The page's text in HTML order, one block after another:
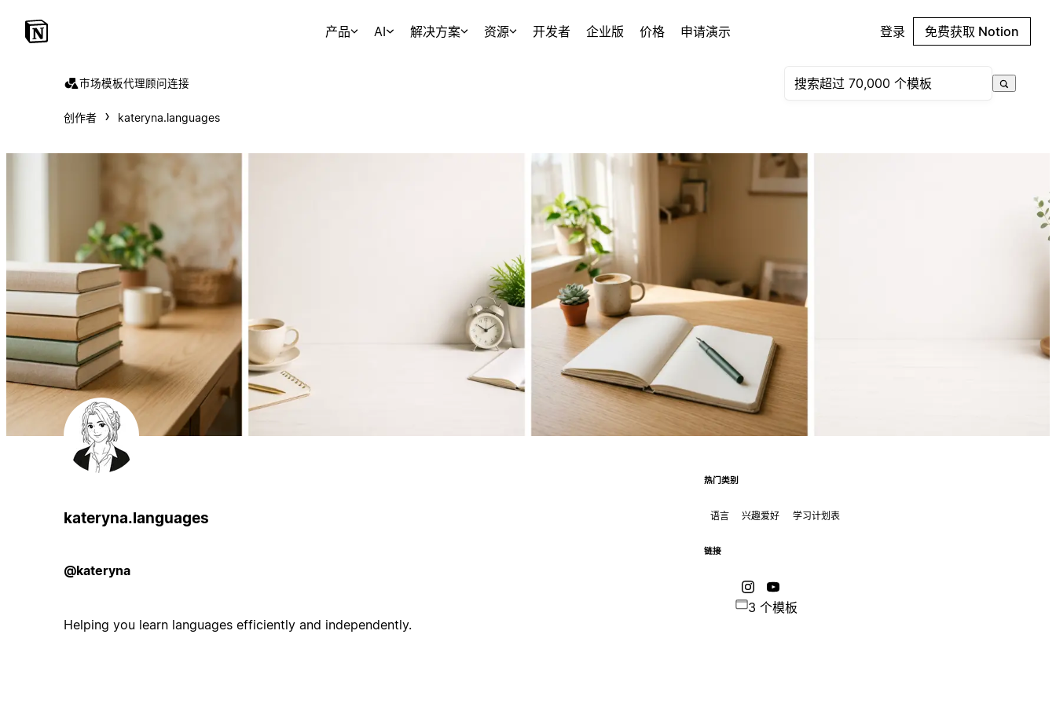
产品 AI 解决方案 资源 开发者 企业版 价格 申请演示 登录 免费获取 Notion
市场模板代理顾问连接
创作者 kateryna.languages
kateryna.languages
@kateryna
Helping you learn languages efficiently and independently.
热门类别
语言 兴趣爱好 学习计划表
链接
3 个模板